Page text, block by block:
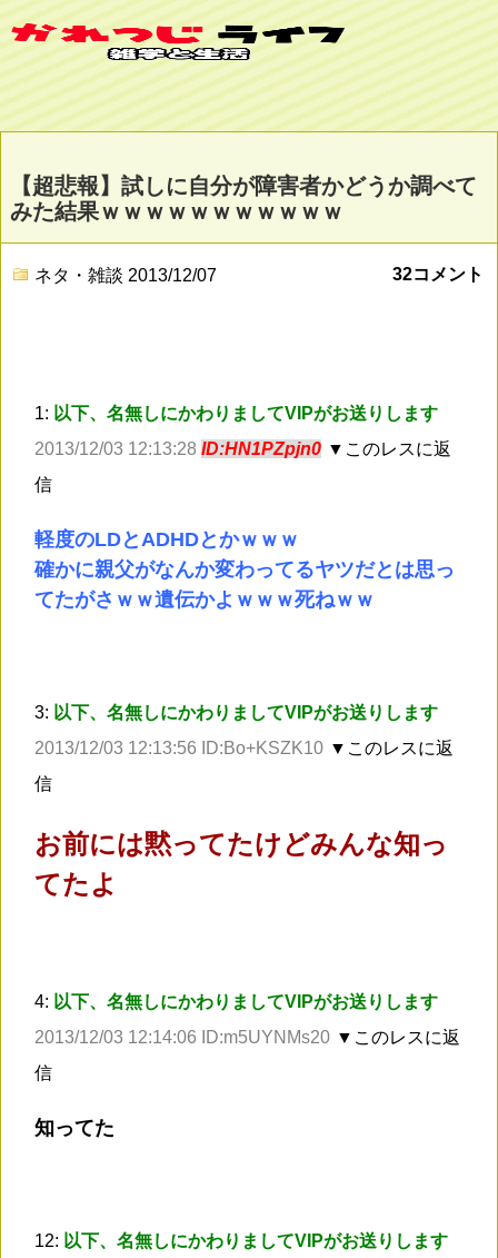
【超悲報】試しに自分が障害者かどうか調べて
みた結果ｗｗｗｗｗｗｗｗｗｗｗ
ネタ・雑談 2013/12/07 32コメント
1: 以下、名無しにかわりましてVIPがお送りします
2013/12/03 12:13:28 ID:HN1PZpjn0 ▼このレスに返
信
軽度のLDとADHDとかｗｗｗ
確かに親父がなんか変わってるヤツだとは思っ
てたがさｗｗ遺伝かよｗｗｗ死ねｗｗ
3: 以下、名無しにかわりましてVIPがお送りします
2013/12/03 12:13:56 ID:Bo+KSZK10 ▼このレスに返
信
お前には黙ってたけどみんな知っ
てたよ
4: 以下、名無しにかわりましてVIPがお送りします
2013/12/03 12:14:06 ID:m5UYNMs20 ▼このレスに返
信
知ってた
12: 以下、名無しにかわりましてVIPがお送りします